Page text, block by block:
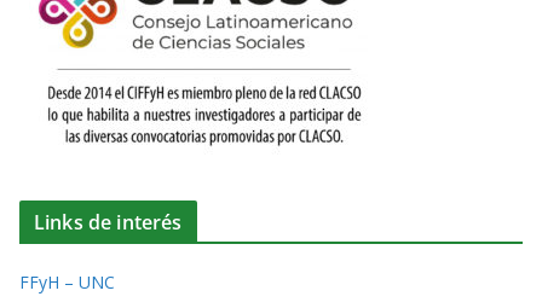
Links de interés
FFyH – UNC